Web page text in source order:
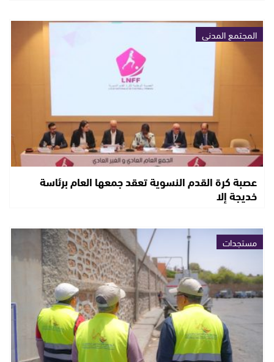
المجتمع المدني
عصبة كرة القدم النسوية تعقد جمعها العام برئاسة
خديجة إلا
مستجدات